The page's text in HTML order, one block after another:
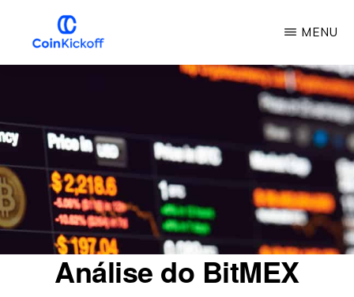
o
principal
COIN
MENU
Análise do BitMEX